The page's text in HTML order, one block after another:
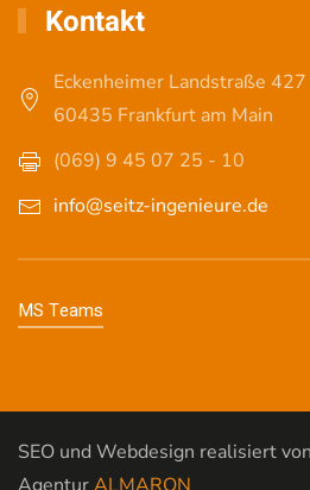
Kontakt
Eckenheimer Landstraße 427
60435 Frankfurt am Main
(069) 9 45 07 25 - 10
info@seitz-ingenieure.de
MS Teams
SEO und Webdesign realisiert